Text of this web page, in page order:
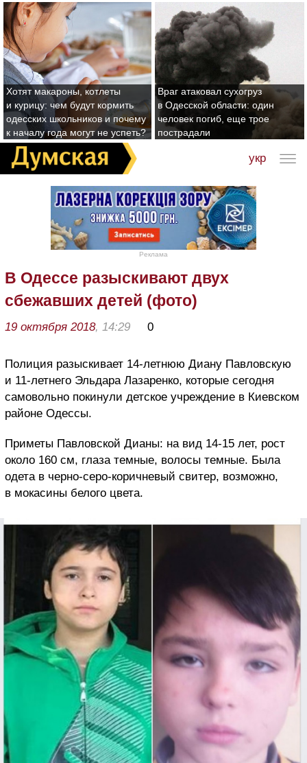
Хотят макароны, котлеты
и курицу: чем будут кормить
одесских школьников и почему
к началу года могут не успеть?
Враг атаковал сухогруз
в Одесской области: один
человек погиб, еще трое
пострадали
укр
Реклама
В Одессе разыскивают двух
сбежавших детей (фото)
19 октября 2018, 14:29 0
Полиция разыскивает 14-летнюю Диану Павловскую
и 11-летнего Эльдара Лазаренко, которые сегодня
самовольно покинули детское учреждение в Киевском
районе Одессы.
Приметы Павловской Дианы: на вид 14-15 лет, рост
около 160 см, глаза темные, волосы темные. Была
одета в черно-серо-коричневый свитер, возможно,
в мокасины белого цвета.